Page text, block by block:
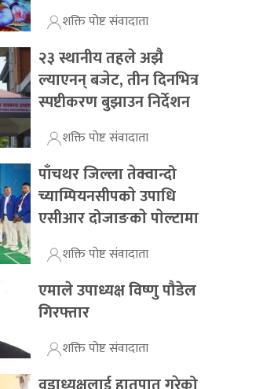
शक्ति पोष्ट संवादाता
२३ स्थानीय तहले अझै
ल्याएनन् बजेट, तीन दिनभित्र
स्पष्टीकरण बुझाउन निर्देशन
शक्ति पोष्ट संवादाता
पाँचथर जिल्ला तेक्वान्दो
च्याम्पियनसीपकाे उपाधि
एसीआर दोजाङकाे पाेल्टामा
शक्ति पोष्ट संवादाता
एमाले उपाध्यक्ष विष्णु पौडेल
गिरफ्तार
शक्ति पोष्ट संवादाता